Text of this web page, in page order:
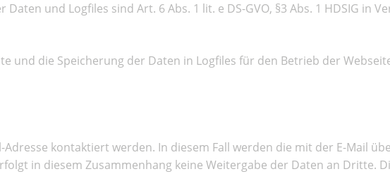
und Logfiles sind Art. 6 Abs. 1 lit. e DS-GVO, §3 Abs. 1 HDSIG in
und die Speicherung der Daten in Logfiles für den Betrieb der
kontaktiert werden. In diesem Fall werden die mit der E-Mail
in diesem Zusammenhang keine Weitergabe der Daten an Dritte.